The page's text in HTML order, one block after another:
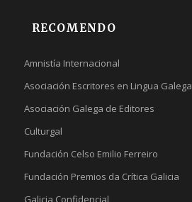
RECOMENDO
Amnistía Internacional
Asociación Escritores en Lingua Galega
Asociación Galega de Editores
Culturgal
Fundación Celso Emilio Ferreiro
Fundación Premios da Crítica Galicia
Galicia Confidencial